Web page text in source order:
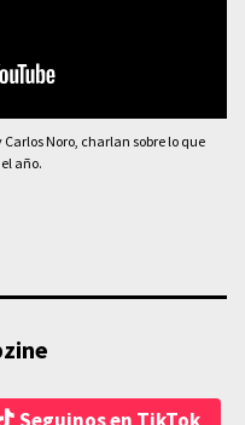
Noro, charlan sobre lo que
año.
Seguinos en TikTok